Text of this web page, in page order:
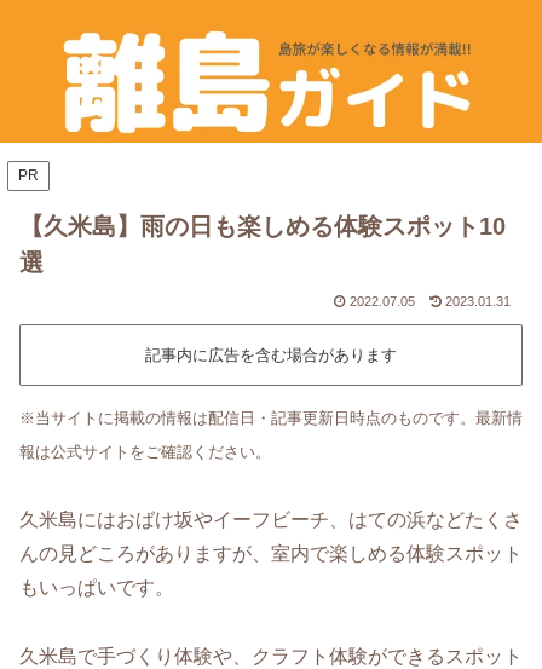
PR
【久米島】雨の日も楽しめる体験スポット10
選
2022.07.05 2023.01.31
記事内に広告を含む場合があります
※当サイトに掲載の情報は配信日・記事更新日時点のものです。最新情
報は公式サイトをご確認ください。
久米島にはおばけ坂やイーフビーチ、はての浜などたくさ
んの見どころがありますが、室内で楽しめる体験スポット
もいっぱいです。
久米島で手づくり体験や、クラフト体験ができるスポット